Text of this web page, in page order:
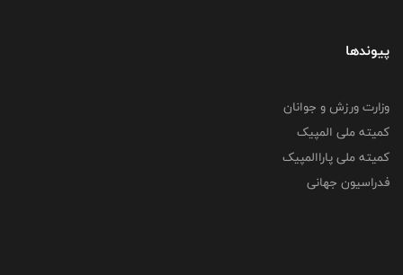
پیوندها
وزارت ورزش و جوانان
کمیته ملی المپیک
کمیته ملی پاراالمپیک
فدراسیون جهانی